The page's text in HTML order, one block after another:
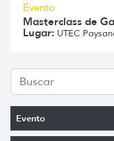
Evento
Evento
Masterclass de
Lugar: UTEC